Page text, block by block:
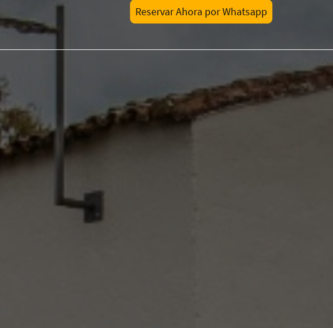
Reservar Ahora por Whatsapp